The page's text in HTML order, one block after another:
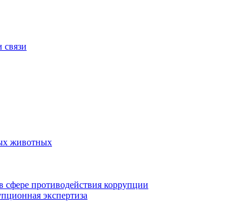
животных
противодействия коррупции
экспертиза